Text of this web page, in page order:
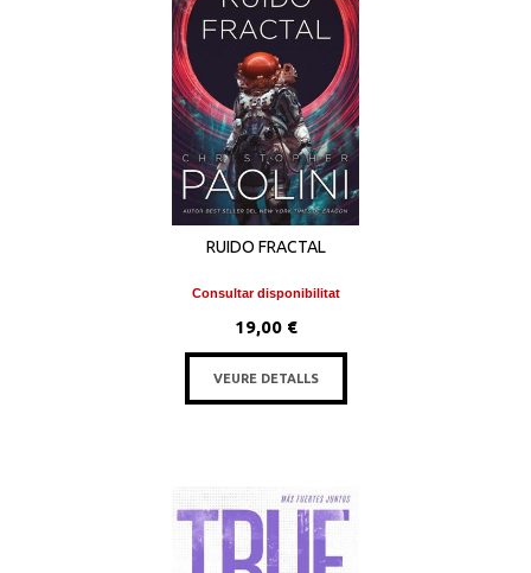
RUIDO FRACTAL
Consultar disponibilitat
19,00 €
VEURE DETALLS